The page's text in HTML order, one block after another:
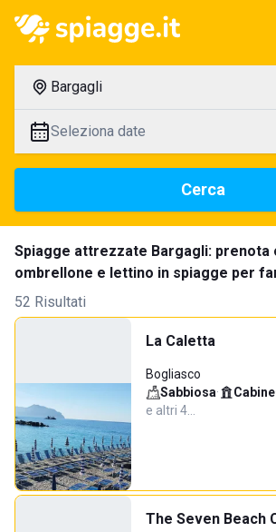
Bargagli
Seleziona date
Cerca
Spiagge attrezzate Bargagli: prenota
ombrellone e lettino in spiagge per
52 Risultati
La Caletta
Bogliasco
Sabbiosa· Cabine
e altri 4…
The Seven Beach